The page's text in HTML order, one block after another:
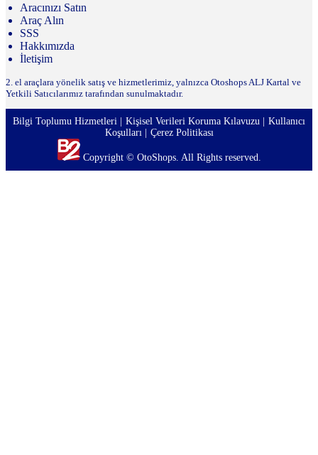
Aracınızı Satın
Araç Alın
SSS
Hakkımızda
İletişim
2. el araçlara yönelik satış ve hizmetlerimiz, yalnızca Otoshops ALJ Kartal ve
Yetkili Satıcılarımız tarafından sunulmaktadır.
Copyright © OtoShops. All Rights reserved.
Bilgi Toplumu Hizmetleri Kişisel Verileri Koruma Kılavuzu
Kullanıcı
Koşulları
Çerez Politikası